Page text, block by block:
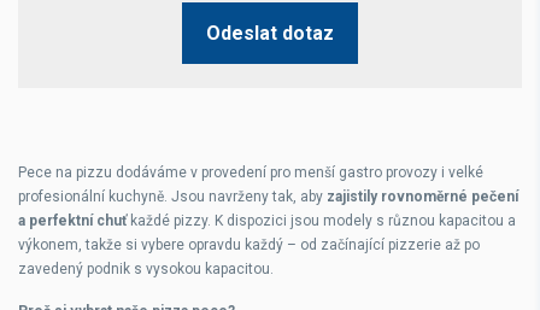
Odeslat dotaz
Pece na pizzu dodáváme v provedení pro menší gastro provozy i velké
profesionální kuchyně. Jsou navrženy tak, aby zajistily rovnoměrné pečení
a perfektní chuťkaždé pizzy. K dispozici jsou modely s různou kapacitou a
výkonem, takže si vybere opravdu každý – od začínající pizzerie až po
zavedený podnik s vysokou kapacitou.